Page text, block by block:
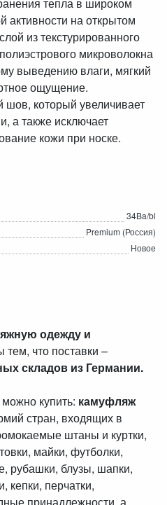
активности на открытом
из текстурированного
микроволокна
выведению влаги, мягкий
ощущение.
шов, который увеличивает
а также исключает
кожи при носке.
34Ba/bl
Premium (Россия)
Новое
одежду и
тем, что поставки –
складов из Германии.
купить: камуфляж
стран, входящих в
штаны и куртки,
майки, футболки,
рубашки, блузы, шапки,
кепки, перчатки,